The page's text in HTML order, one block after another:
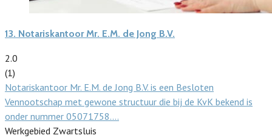
13. Notariskantoor Mr. E.M. de Jong B.V.
2.0
(1)
Notariskantoor Mr. E.M. de Jong B.V. is een Besloten
Vennootschap met gewone structuur die bij de KvK bekend is
onder nummer 05071758.…
Werkgebied Zwartsluis